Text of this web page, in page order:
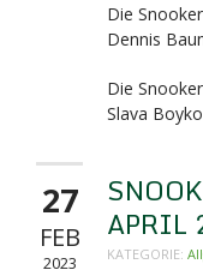
Die
Dennis
Die
Slava
27
FEB
2023
APRIL
KATEGORIE: